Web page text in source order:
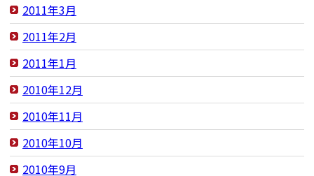
2011年3月
2011年2月
2011年1月
2010年12月
2010年11月
2010年10月
2010年9月